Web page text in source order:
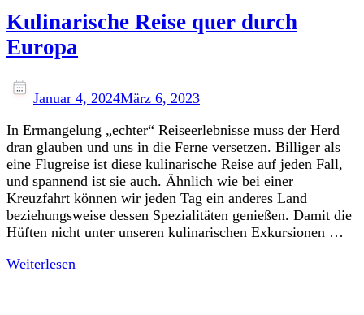
Kulinarische Reise quer durch
Europa
Januar 4, 2024März 6, 2023
In Ermangelung „echter“ Reiseerlebnisse muss der Herd
dran glauben und uns in die Ferne versetzen. Billiger als
eine Flugreise ist diese kulinarische Reise auf jeden Fall,
und spannend ist sie auch. Ähnlich wie bei einer
Kreuzfahrt können wir jeden Tag ein anderes Land
beziehungsweise dessen Spezialitäten genießen. Damit die
Hüften nicht unter unseren kulinarischen Exkursionen …
Weiterlesen